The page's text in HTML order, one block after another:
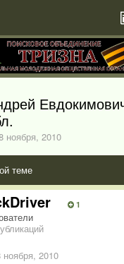
ноября, 2010
теме
1
ноября, 2010